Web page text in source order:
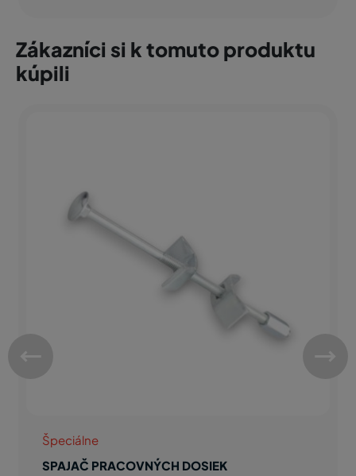
Zákazníci si k tomuto produktu
kúpili
Špeciálne
SPAJAČ PRACOVNÝCH DOSIEK